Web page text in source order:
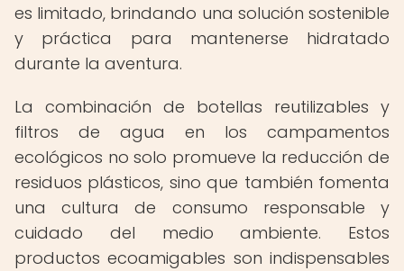
es limitado, brindando una solución sostenible
y práctica para mantenerse hidratado
durante la aventura.
La combinación de botellas reutilizables y
filtros de agua en los campamentos
ecológicos no solo promueve la reducción de
residuos plásticos, sino que también fomenta
una cultura de consumo responsable y
cuidado del medio ambiente. Estos
productos ecoamigables son indispensables